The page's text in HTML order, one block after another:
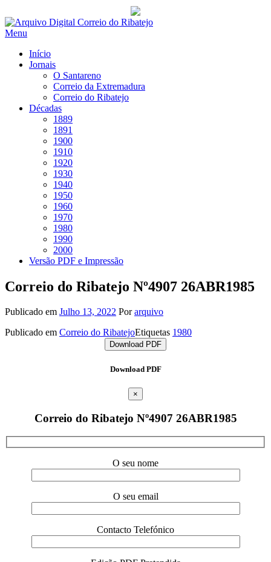
Saltar
para
Menu
Início
Jornais
O Santareno
Correio da Extremadura
Correio do Ribatejo
Décadas
1889
1891
1900
1910
1920
1930
1940
1950
1960
1970
1980
1990
2000
Versão PDF e Impressão
Correio do Ribatejo Nº4907 26ABR1985
Publicado em Julho 13, 2022 Porarquivo
Publicado em Correio do RibatejoEtiquetas 1980
Download PDF
Download PDF
×
Correio do Ribatejo Nº4907 26ABR1985
O seu nome
O seu email
Contacto Telefónico